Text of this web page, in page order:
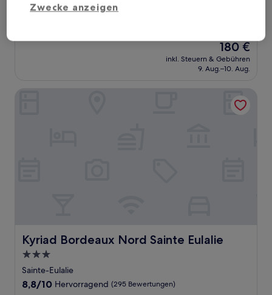
Sterne-
Le Pian-Medoc
Der
Preis
beträgt
180 €
inkl. Steuern & Gebühren
9. Aug.–10. Aug.
Kyriad Bordeaux Nord Sainte Eulalie
Kyriad Bordeaux Nord Sainte Eulalie
3.0-
Sterne-
Unterkunft
Sainte-Eulalie
8.8
8,8/10 Hervorragend (295 Bewertungen)
Zwecke anzeigen